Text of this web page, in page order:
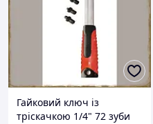
Гайковий ключ із
тріскачкою 1/4" 72 зуби